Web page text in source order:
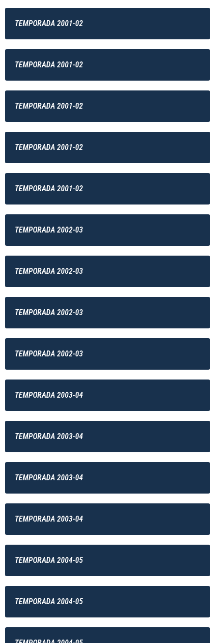
TEMPORADA 2001-02
TEMPORADA 2001-02
TEMPORADA 2001-02
TEMPORADA 2001-02
TEMPORADA 2001-02
TEMPORADA 2002-03
TEMPORADA 2002-03
TEMPORADA 2002-03
TEMPORADA 2002-03
TEMPORADA 2003-04
TEMPORADA 2003-04
TEMPORADA 2003-04
TEMPORADA 2003-04
TEMPORADA 2004-05
TEMPORADA 2004-05